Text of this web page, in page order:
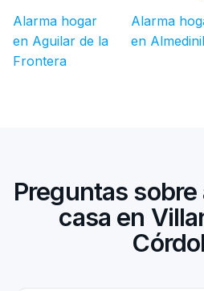
Alarma hogar
en Aguilar de la
Frontera
Alarma
en
Preguntas
casa en